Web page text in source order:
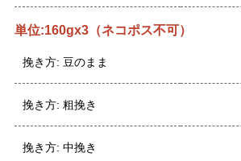
単位:160gx3（ネコポス不可）
挽き方: 豆のまま
挽き方: 粗挽き
挽き方: 中挽き